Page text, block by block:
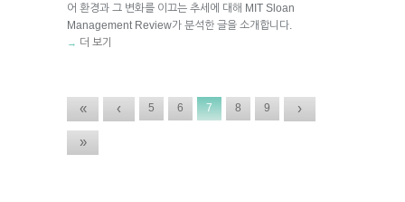
어 환경과 그 변화를 이끄는 추세에 대해 MIT Sloan
Management Review가 분석한 글을 소개합니다.
→ 더 보기
« ‹ 5 6 7 8 9 ›
»